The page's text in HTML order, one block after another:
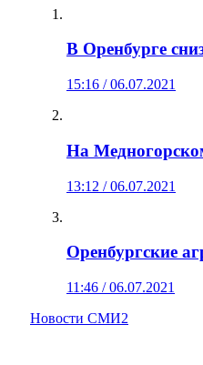
В Оренбурге
15:16 / 06.07.2021
На
13:12 / 06.07.2021
Оренбургские
11:46 / 06.07.2021
Новости СМИ2